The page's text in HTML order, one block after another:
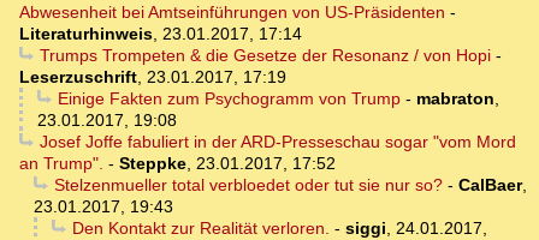
Abwesenheit bei Amtseinführungen von US-Präsidenten -
Literaturhinweis, 23.01.2017, 17:14
Trumps Trompeten & die Gesetze der Resonanz / von Hopi-
Leserzuschrift, 23.01.2017, 17:19
Einige Fakten zum Psychogramm von Trump- mabraton,
23.01.2017, 19:08
Josef Joffe fabuliert in der ARD-Presseschau sogar "vom Mord
an Trump". - Steppke, 23.01.2017, 17:52
Stelzenmueller total verbloedet oder tut sie nur so?- CalBaer,
23.01.2017, 19:43
Den Kontakt zur Realität verloren. - siggi, 24.01.2017,